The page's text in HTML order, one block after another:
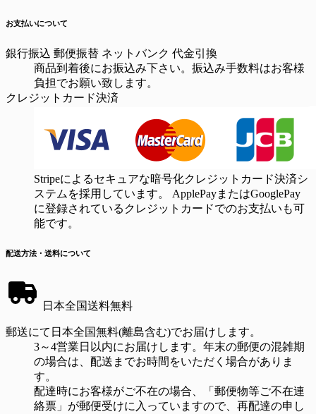
お支払いについて
銀行振込 郵便振替 ネットバンク 代金引換
商品到着後にお振込み下さい。振込み手数料はお客様
負担でお願い致します。
クレジットカード決済
Stripeによるセキュアな暗号化クレジットカード決済シ
ステムを採用しています。 ApplePayまたはGooglePay
に登録されているクレジットカードでのお支払いも可
能です。
配送方法・送料について
日本全国送料無料
郵送にて日本全国無料(離島含む)でお届けします。
3～4営業日以内にお届けします。年末の郵便の混雑期
の場合は、配送までお時間をいただく場合がありま
す。
配達時にお客様がご不在の場合、「郵便物等ご不在連
絡票」が郵便受けに入っていますので、再配達の申し